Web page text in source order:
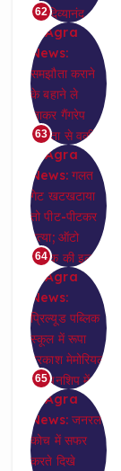
62
63
64
65